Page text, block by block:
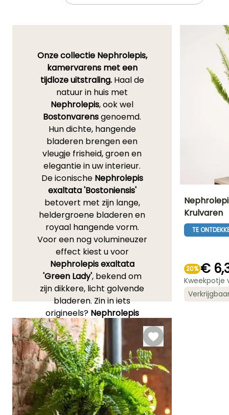
Onze collectie Nephrolepis,
kamervarens met een
tijdloze uitstraling.Haal de
natuur in huis met
Nephrolepis, ook wel
Bostonvarensgenoemd.
Hun dichte, hangende
bladeren brengen een
vleugje frisheid, groen en
elegantie in uw interieur.
De iconische Nephrolepis
exaltata 'Bostoniensis'
betovert met zijn lange,
heldergroene bladeren en
royaal hangende vorm.
Voor een nog volumineuzer
effect kiest u voor
Nephrolepis exaltata
'Green Lady', bekend om
zijn dikkere, licht golvende
bladeren. Zin in iets
origineels? Nephrolepis
cordifolia 'Duffii'
compacte bladeren met
ronde, glanzende blaadjes.
Deze tropische varens uit
de familie der
Nephrolepidaceae,
afkomstig uit Midden-
Amerika en Azië, geven de
planthoogte
50 cm
Redelijke
plantperiode
Maart tot
November
Krulvaren
TE
20% €